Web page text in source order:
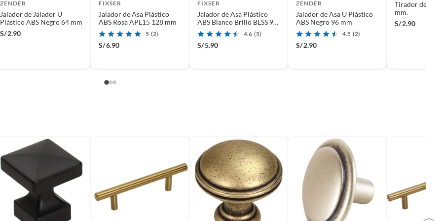
y otros productos para asfalto.
tecnología, línea blanca, colchones, muebles,
sin uso y deberá contar con todos sus accesorios,
(sin rayas, piquetes, abolladuras, manchas,
ZENDER
Jalador de Jalador U
Plástico ABS Negro 64 mm
S/2.90
FIXSER
Jalador de Asa Plástico
ABS Rosa APL15 128 mm
5 (2)
S/6.90
FIXSER
Jalador de Asa Plástico
ABS Blanco Brillo BLSS 96
mm
4.6 (5)
S/5.90
ZENDER
Jalador de Asa U Plástico
ABS Negro 96 mm
4.5 (2)
S/2.90
Tirador de Asa
mm.
S/2.90